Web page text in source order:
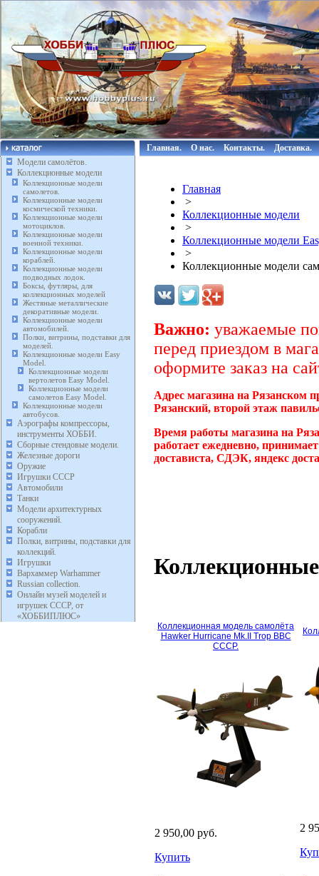
Модели самолётов.
Коллекционные модели
Коллекционные модели
самолетов.
Коллекционные модели
космической техники.
Коллекционные модели
мотоциклов.
Коллекционные модели
военной техники.
Коллекционные модели
кораблей.
Коллекционные модели
подводных лодок.
Боксы, футляры, для
коллекционных моделей
Жестяные металлические
декоративные модели.
Коллекционные модели
автомобилей.
Полки, витрины, подставки для
моделей.
Коллекционные модели Easy
Model.
Коллекционные модели
вертолетов Easy Model.
Коллекционные модели
самолетов Easy Model.
Коллекционные модели
автобусов.
Аэрографы компрессоры,
инструменты ХОББИ.
Сборные стендовые модели.
Железные дороги
Оружие
Игрушки СССР
Автомобили
Танки
Модели архитектурных
сооружений.
Корабли
Полки, витрины, подставки для
коллекций.
Игрушки
Вархаммер Warhammer
Russian collection.
Онлайн музей моделей и
игрушек СССР, от
«ХОББИПЛЮС»
Главная. О нас. Контакты. Доставка.
Главная
>
Коллекционные модели
>
Коллекционные модели
>
Коллекционные модели
Важно: уважаемые
перед приездом в
оформите заказ на
Адрес магазина на Рязанском
Рязанский, второй этаж
Время работы магазина на
работает ежедневно,
достависта, СДЭК, яндекс
Коллекционная модель самолёта
Hawker Hurricane Mk.II Trop ВВС
СССР.
2 950,00 руб.
Купить
2